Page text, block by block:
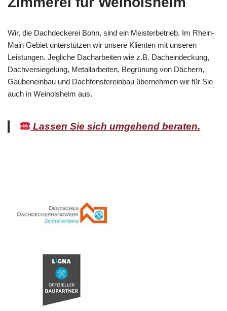
Wir, die Dachdeckerei Bohn, sind ein Meisterbetrieb. Im Rhein-
Main Gebiet unterstützen wir unsere Klienten mit unseren
Leistungen. Jegliche Dacharbeiten wie z.B. Dacheindeckung,
Dachversiegelung, Metallarbeiten, Begrünung von Dächern,
Gaubeneinbau und Dachfenstereinbau übernehmen wir für Sie
auch in Weinolsheim aus.
Lassen Sie sich umgehend beraten.